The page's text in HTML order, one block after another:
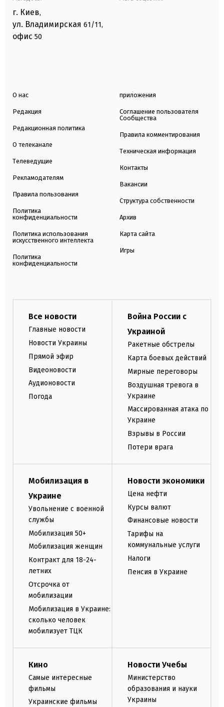
г. Киев,
ул. Владимирская 61/11,
офис 50
О нас
Редакция
Редакционная политика
О телеканале
Телеведущие
Рекламодателям
Правила пользования
Политика
конфиденциальности
Политика использования
искусственного интеллекта
Политика
конфиденциальности
приложения
Соглашение пользователя
Сообщества
Правила комментирования
Техническая информация
Контакты
Вакансии
Структура собственности
Архив
Карта сайта
Игры
Все новости
Главные новости
Новости Украины
Прямой эфир
Видеоновости
Аудионовости
Погода
Война России с
Украиной
Ракетные обстрелы
Карта боевых действий
Мирные переговоры
Воздушная тревога в
Украине
Массированная атака по
Украине
Взрывы в России
Потери врага
Мобилизация в
Украине
Увольнение с военной
службы
Мобилизация 50+
Мобилизация женщин
Контракт для 18-24-
летних
Отсрочка от
мобилизации
Мобилизация в Украине:
сколько человек
мобилизует ТЦК
Новости экономики
Цена нефти
Курсы валют
Финансовые новости
Тарифы на
коммунальные услуги
Налоги
Пенсия в Украине
Кино
Самые интересные
фильмы
Украинские фильмы
Новости Учебы
Министерство
образования и науки
Украины